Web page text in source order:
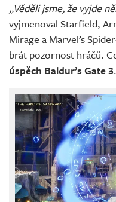
„Věděli jsme, že vyjde
vyjmenoval Starfield,
Mirage a Marvel’s
brát pozornost hráčů.
úspěch Baldur’s Gate 3.